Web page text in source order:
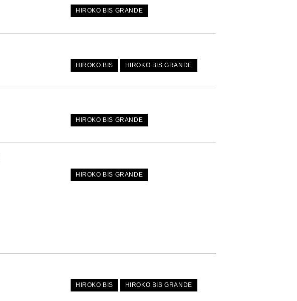
HIROKO BIS GRANDE
HIROKO BIS HIROKO BIS GRANDE
HIROKO BIS GRANDE
HIROKO BIS GRANDE
HIROKO BIS HIROKO BIS GRANDE